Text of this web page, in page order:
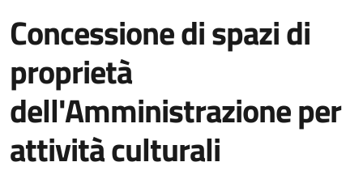
Concessione di spazi di
proprietà
dell'Amministrazione per
attività culturali